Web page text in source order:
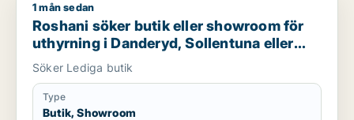
Roshani söker butik eller showroom för uthyrning i
1 mån sedan
Roshani söker butik eller showroom för
uthyrning i Danderyd, Sollentuna eller
Sundbyberg m.fl.
Söker Lediga butik
Type
Butik, Showroom